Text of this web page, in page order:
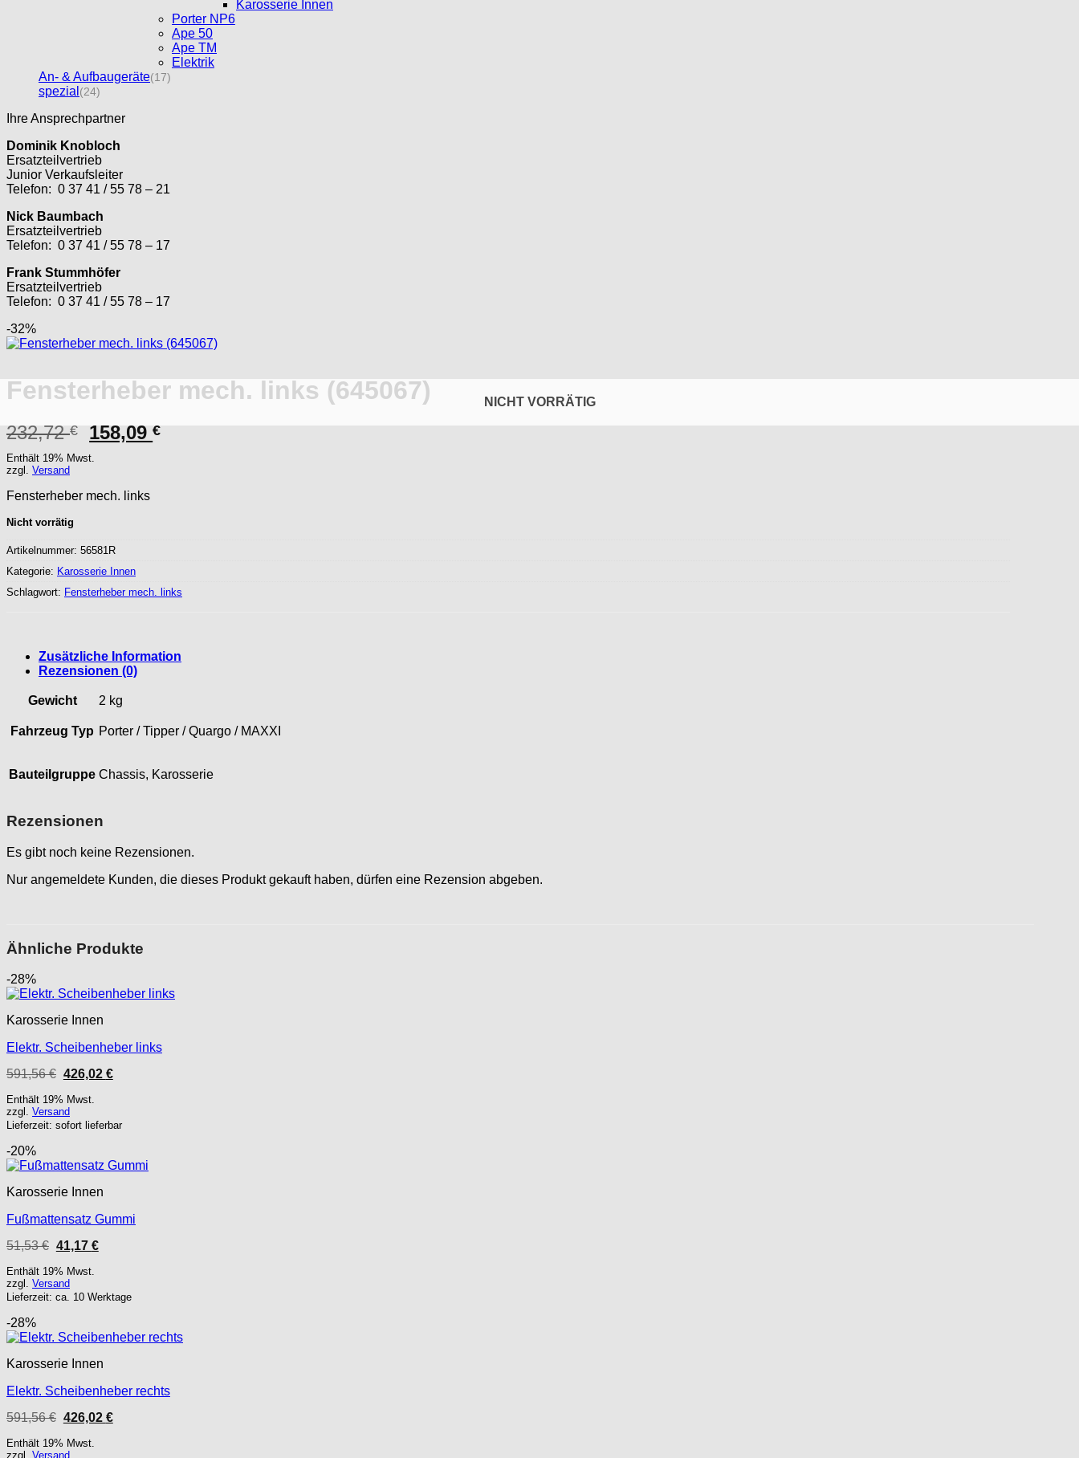
Karosserie Innen
Porter NP6
Ape 50
Ape TM
Elektrik
An- & Aufbaugeräte(17)
spezial (24)
Ihre Ansprechpartner
Dominik Knobloch
Ersatzteilvertrieb
Junior Verkaufsleiter
Telefon: 0 37 41 / 55 78 – 21
Nick Baumbach
Ersatzteilvertrieb
Telefon: 0 37 41 / 55 78 – 17
Frank Stummhöfer
Ersatzteilvertrieb
Telefon: 0 37 41 / 55 78 – 17
-32%
Fensterheber mech. links (645067)
232,72€
Ursprünglicher
Preis
232,72 €
158,09€Aktueller
Enthält 19% Mwst.
zzgl. Versand
Fensterheber mech. links
Nicht vorrätig
Artikelnummer: 56581R
Kategorie: Karosserie Innen
Schlagwort: Fensterheber mech. links
Zusätzliche Information
Rezensionen (0)
Gewicht 2 kg
Fahrzeug Typ Porter / Tipper / Quargo / MAXXI
Bauteilgruppe Chassis, Karosserie
Rezensionen
Es gibt noch keine Rezensionen.
Nur angemeldete Kunden, die dieses Produkt gekauft haben, dürfen eine Rezension abgeben.
Ähnliche Produkte
-28%
Karosserie Innen
Elektr. Scheibenheber links
591,56€ Ursprünglicher
war:
591,56 €
426,02 €Aktueller
Enthält 19% Mwst.
zzgl. Versand
Lieferzeit: sofort lieferbar
-20%
Karosserie Innen
Fußmattensatz Gummi
51,53€ Ursprünglicher
war:
51,53 €
41,17 €Aktueller
Enthält 19% Mwst.
zzgl. Versand
Lieferzeit: ca. 10 Werktage
-28%
Karosserie Innen
Elektr. Scheibenheber rechts
591,56€ Ursprünglicher
war:
426,02 €Aktueller
Enthält 19% Mwst.
zzgl. Versand
NICHT VORRÄTIG